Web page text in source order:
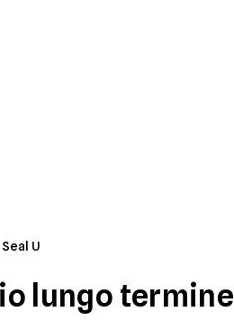
Seal U
lungo termine